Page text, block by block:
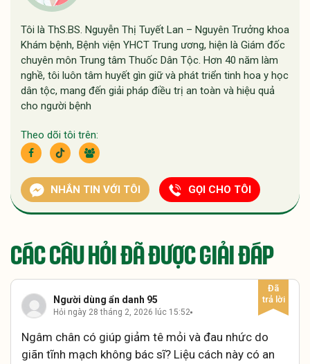
Tôi là ThS.BS. Nguyễn Thị Tuyết Lan – Nguyên Trưởng khoa
Khám bệnh, Bệnh viện YHCT Trung ương, hiện là Giám đốc
chuyên môn Trung tâm Thuốc Dân Tộc. Hơn 40 năm làm
nghề, tôi luôn tâm huyết gìn giữ và phát triển tinh hoa y học
dân tộc, mang đến giải pháp điều trị an toàn và hiệu quả
cho người bệnh
Theo dõi tôi trên:
NHẮN TIN VỚI TÔI GỌI CHO TÔI
CÁC CÂU HỎI ĐÃ ĐƯỢC GIẢI ĐÁP
Người dùng ẩn danh 95
Hỏi ngày 28 tháng 2, 2026 lúc 15:52
Ngâm chân có giúp giảm tê mỏi và đau nhức do
giãn tĩnh mạch không bác sĩ? Liệu cách này có an